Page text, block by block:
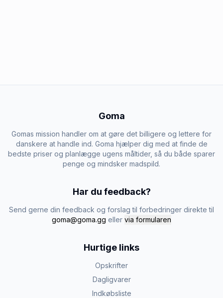
Goma
Gomas mission handler om at gøre det billigere og lettere for
danskere at handle ind. Goma hjælper dig med at finde de
bedste priser og planlægge ugens måltider, så du både sparer
penge og mindsker madspild.
Har du feedback?
Send gerne din feedback og forslag til forbedringer direkte til
goma@goma.gg eller via formularen
Hurtige links
Opskrifter
Dagligvarer
Indkøbsliste